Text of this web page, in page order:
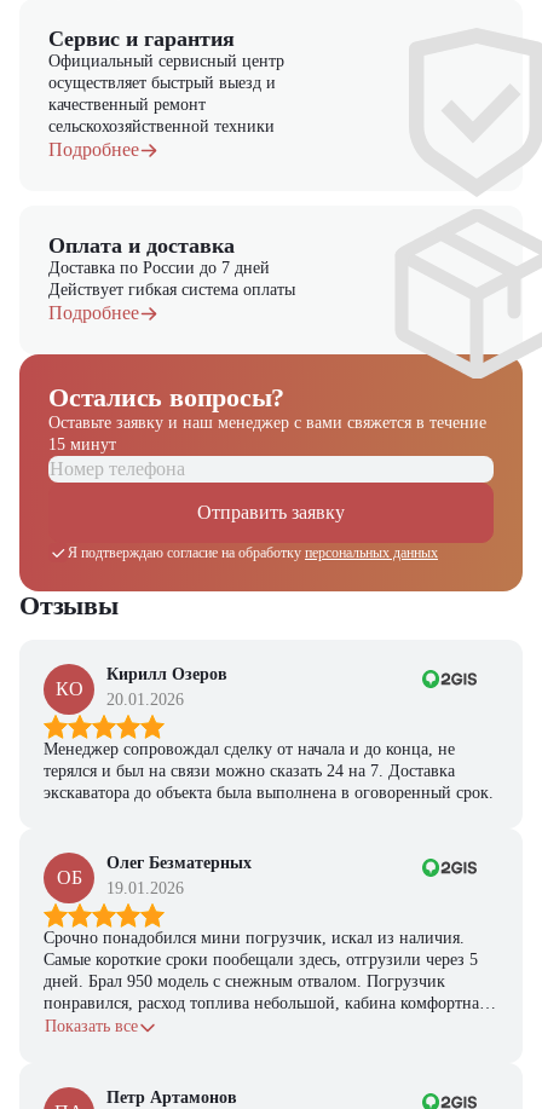
в "ЦТО"!
Сервис и гарантия
Официальный сервисный центр
осуществляет быстрый выезд и
качественный ремонт
сельскохозяйственной техники
Подробнее
Оплата и доставка
Доставка по России до 7 дней
Действует гибкая система оплаты
Подробнее
Остались вопросы?
Оставьте заявку и наш менеджер с вами свяжется в течение
15 минут
Отправить заявку
Я подтверждаю согласие на обработку персональных данных
Отзывы
КО
Кирилл Озеров
20.01.2026
Менеджер сопровождал сделку от начала и до конца, не
терялся и был на связи можно сказать 24 на 7. Доставка
экскаватора до объекта была выполнена в оговоренный срок.
ОБ
Олег Безматерных
19.01.2026
Срочно понадобился мини погрузчик, искал из наличия.
Самые короткие сроки пообещали здесь, отгрузили через 5
дней. Брал 950 модель с снежным отвалом. Погрузчик
понравился, расход топлива небольшой, кабина комфортная,
с задачами справляется.
Показать все
Петр Артамонов